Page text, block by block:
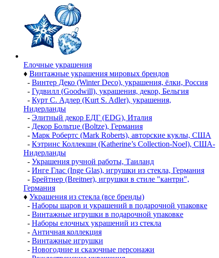
Елочные украшения
♦ Винтажные украшения мировых брендов
- Винтер Деко (Winter Deco), украшения, ёлки, Россия
- Гудвилл (Goodwill), украшения, декор, Бельгия
- Курт С. Адлер (Kurt S. Adler), украшения,
Нидерланды
- Элитный декор ЕДГ (EDG), Италия
- Декор Больтце (Boltze), Германия
- Марк Робертс (Mark Roberts), авторские куклы, США
- Кэтринс Коллекшн (Katherine’s Collection-Noel), США-
Нидерланды
- Украшения ручной работы, Таиланд
- Инге Глас (Inge Glas), игрушки из стекла, Германия
- Брейтнер (Breitner), игрушки в стиле "кантри",
Германия
♦ Украшения из стекла (все бренды)
- Наборы шаров и украшений в подарочной упаковке
- Винтажные игрушки в подарочной упаковке
- Наборы елочных украшений из стекла
- Античная коллекция
- Винтажные игрушки
- Новогодние и сказочные персонажи